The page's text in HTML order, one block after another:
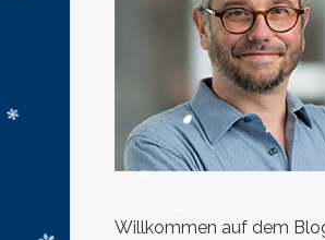
Willkommen auf dem